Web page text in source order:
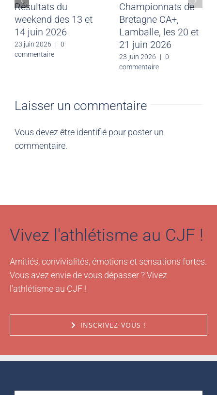
Résultats du
weekend des 13 et
14 juin 2026
23 juin 2026 | 0
commentaire
Championnats de
Bretagne CA+,
Lamballe, les 20 et
21 juin 2026
23 juin 2026 | 0
commentaire
Laisser un commentaire
Vous devez être identifié pour poster un
commentaire.
Vivez l'athlétisme au CJF !
Amitiés, convivialités, émotions et sensations fortes.
Vous avez envie de vous dépasser ? Vivez
l'athlétisme au CJF !
INSCRIVEZ-VOUS !